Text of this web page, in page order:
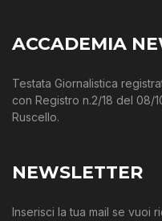
ACCADEMIA
Testata Giornalistica
con Registro n.2/18 del 08/
Ruscello.
NEWSLETTER
Inserisci la tua mail se vuoi